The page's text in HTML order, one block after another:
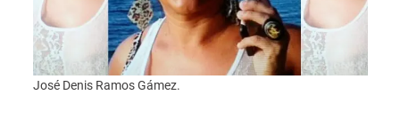
José Denis Ramos Gámez.